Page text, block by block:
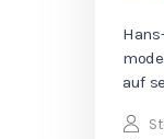
auf